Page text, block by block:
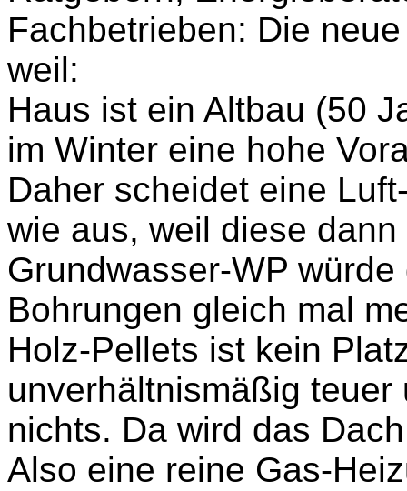
Fachbetrieben: Die
weil:
Haus ist ein Altbau (50
im Winter eine hohe
Daher scheidet eine
wie aus, weil diese
Grundwasser-WP
Bohrungen gleich mal
Holz-Pellets ist kein
unverhältnismäßig
nichts. Da wird das
Also eine reine Gas-